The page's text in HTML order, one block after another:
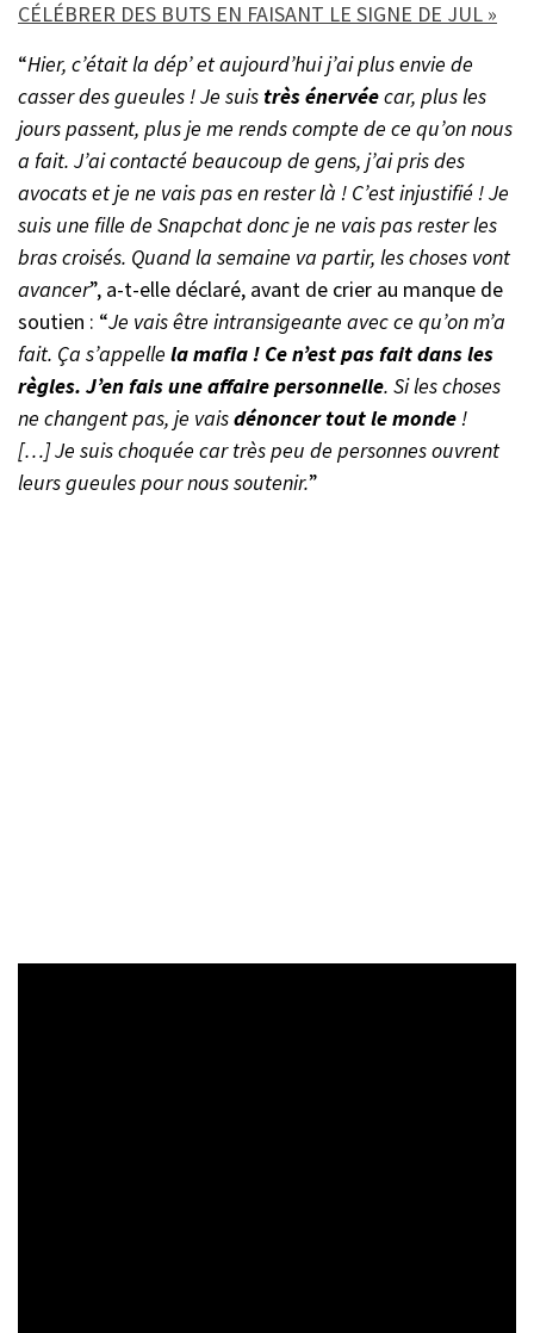
CÉLÉBRER DES BUTS EN FAISANT LE SIGNE DE JUL »
“Hier, c’était la dép’ et aujourd’hui j’ai plus envie de
casser des gueules ! Je suis très énervéecar, plus les
jours passent, plus je me rends compte de ce qu’on nous
a fait. J’ai contacté beaucoup de gens, j’ai pris des
avocats et je ne vais pas en rester là ! C’est injustifié ! Je
suis une fille de Snapchat donc je ne vais pas rester les
bras croisés. Quand la semaine va partir, les choses vont
avancer”, a-t-elle déclaré, avant de crier au manque de
soutien : “Je vais être intransigeante avec ce qu’on m’a
fait. Ça s’appelle la mafia ! Ce n’est pas fait dans les
règles. J’en fais une affaire personnelle. Si les choses
ne changent pas, je vaisdénoncer tout le monde !
[…] Je suis choquée car très peu de personnes ouvrent
leurs gueules pour nous soutenir.”